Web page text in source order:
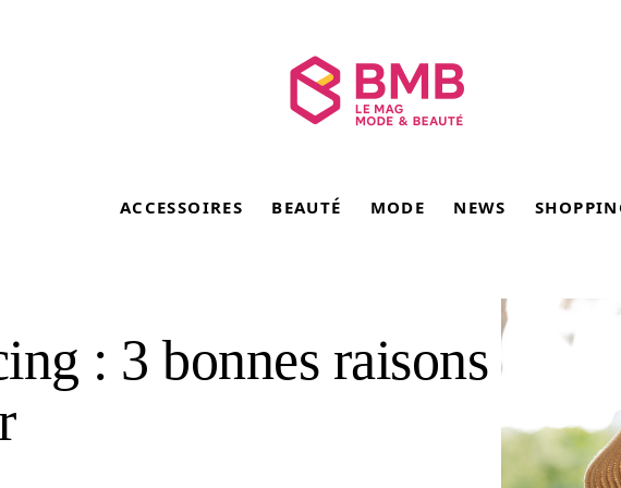
ACCESSOIRES BEAUTÉ MODE NEWS
: 3 bonnes raisons